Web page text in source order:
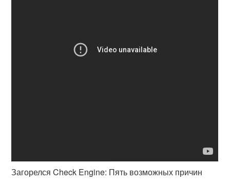
Загорелся Check Engine: Пять возможных причин